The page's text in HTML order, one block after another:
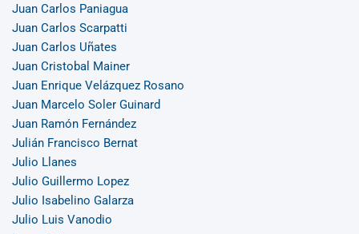
Juan Carlos Paniagua
Juan Carlos Scarpatti
Juan Carlos Uñates
Juan Cristobal Mainer
Juan Enrique Velázquez Rosano
Juan Marcelo Soler Guinard
Juan Ramón Fernández
Julián Francisco Bernat
Julio Llanes
Julio Guillermo Lopez
Julio Isabelino Galarza
Julio Luis Vanodio